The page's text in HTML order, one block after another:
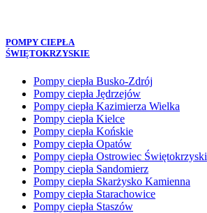
POMPY CIEPŁA
ŚWIĘTOKRZYSKIE
Pompy ciepła Busko-Zdrój
Pompy ciepła Jędrzejów
Pompy ciepła Kazimierza Wielka
Pompy ciepła Kielce
Pompy ciepła Końskie
Pompy ciepła Opatów
Pompy ciepła Ostrowiec Świętokrzyski
Pompy ciepła Sandomierz
Pompy ciepła Skarżysko Kamienna
Pompy ciepła Starachowice
Pompy ciepła Staszów